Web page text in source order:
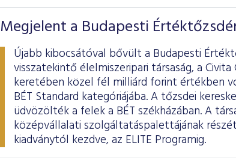
Megjelent a Budapesti
Újabb kibocsátóval bővült a Budapesti
visszatekintő élelmiszeripari társaság, a
keretében közel fél milliárd forint értékben
BÉT Standard kategóriájába. A tőzsdei
üdvözölték a felek a BÉT székházában. A
középvállalati szolgáltatáspalettájának
kiadványtól kezdve, az ELITE Programig.